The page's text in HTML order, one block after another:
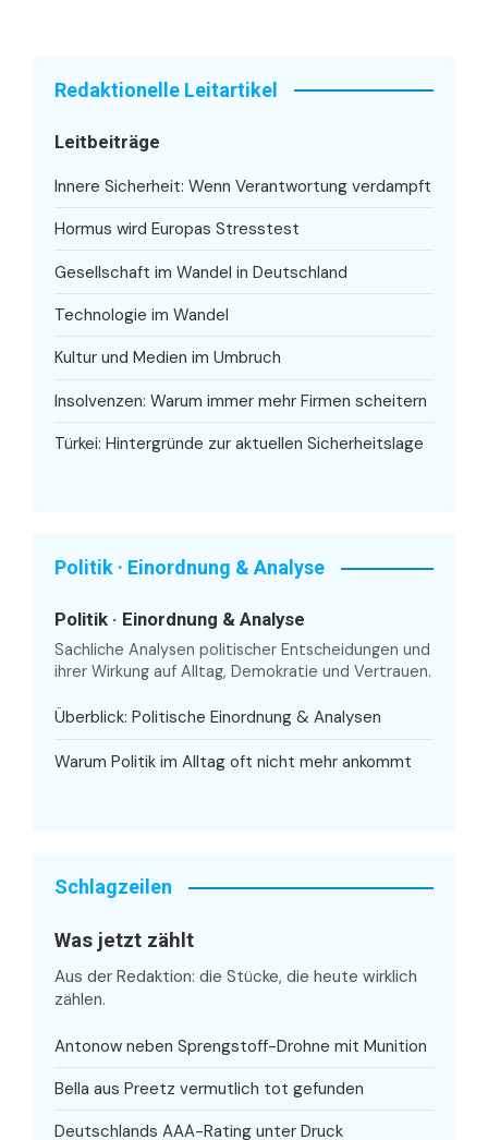
Redaktionelle Leitartikel
Leitbeiträge
Innere Sicherheit: Wenn Verantwortung verdampft
Hormus wird Europas Stresstest
Gesellschaft im Wandel in Deutschland
Technologie im Wandel
Kultur und Medien im Umbruch
Insolvenzen: Warum immer mehr Firmen scheitern
Türkei: Hintergründe zur aktuellen Sicherheitslage
Politik · Einordnung & Analyse
Politik · Einordnung & Analyse
Sachliche Analysen politischer Entscheidungen und
ihrer Wirkung auf Alltag, Demokratie und Vertrauen.
Überblick: Politische Einordnung & Analysen
Warum Politik im Alltag oft nicht mehr ankommt
Schlagzeilen
Was jetzt zählt
Aus der Redaktion: die Stücke, die heute wirklich
zählen.
Antonow neben Sprengstoff-Drohne mit Munition
Bella aus Preetz vermutlich tot gefunden
Deutschlands AAA-Rating unter Druck